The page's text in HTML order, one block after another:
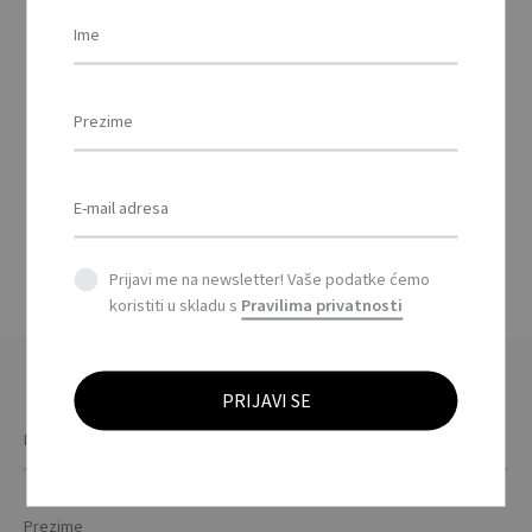
SIESTA – Jastuk za
product
multiple
variants.
options
may
be
Prijavi me na newsletter! Vaše podatke ćemo
koristiti u skladu s Pravilima privatnosti